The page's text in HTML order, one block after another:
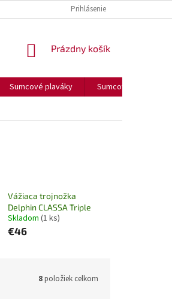
FORMULÁR NA ODSTÚPENIE OD ZMLUVY
Prihlásenie
NÁKUPNÝ
Prázdny košík
Sumcové plaváky
Sumcové olova
Vážiaca trojnožka
Delphin CLASSA Triple
Skladom (1 ks)
€46
8položiek celkom